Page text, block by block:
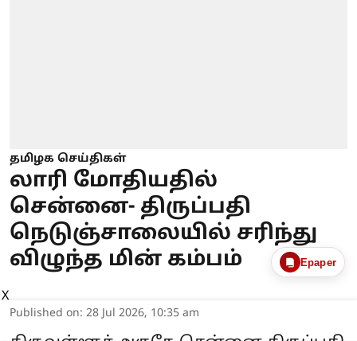
தமிழக செய்திகள்
லாரி மோதியதில்
சென்னை- திருப்பதி
நெடுஞ்சாலையில் சரிந்து
விழுந்த மின் கம்பம்
Published on: 28 Jul 2026, 10:35 am
Epaper
X